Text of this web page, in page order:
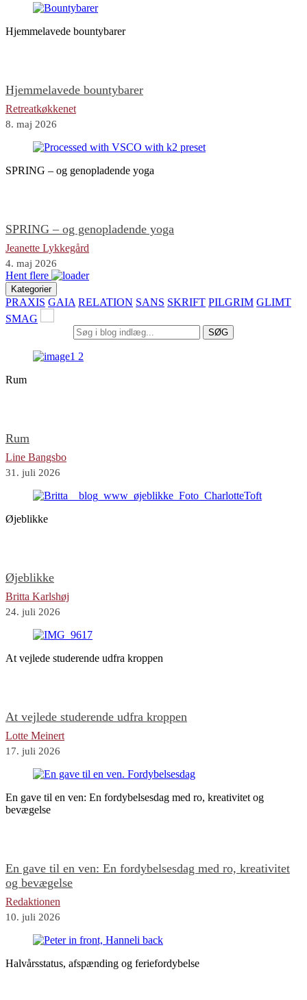
Hjemmelavede bountybarer
Hjemmelavede bountybarer
Retreatkøkkenet
8. maj 2026
SPRING – og genopladende yoga
SPRING – og genopladende yoga
Jeanette Lykkegård
4. maj 2026
Hent flere
Kategorier
PRAXIS GAIA RELATION SANS SKRIFT PILGRIM GLIMT
SMAG
SØG
Rum
Rum
Line Bangsbo
31. juli 2026
Øjeblikke
Øjeblikke
Britta Karlshøj
24. juli 2026
At vejlede studerende udfra kroppen
At vejlede studerende udfra kroppen
Lotte Meinert
17. juli 2026
En gave til en ven: En fordybelsesdag med ro, kreativitet og
bevægelse
En gave til en ven: En fordybelsesdag med ro, kreativitet
og bevægelse
Redaktionen
10. juli 2026
Halvårsstatus, afspænding og feriefordybelse